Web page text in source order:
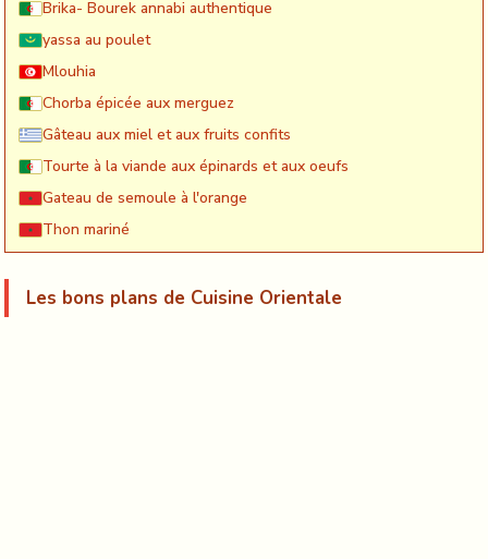
Brika- Bourek annabi authentique
yassa au poulet
Mlouhia
Chorba épicée aux merguez
Gâteau aux miel et aux fruits confits
Tourte à la viande aux épinards et aux oeufs
Gateau de semoule à l'orange
Thon mariné
Les bons plans de Cuisine Orientale